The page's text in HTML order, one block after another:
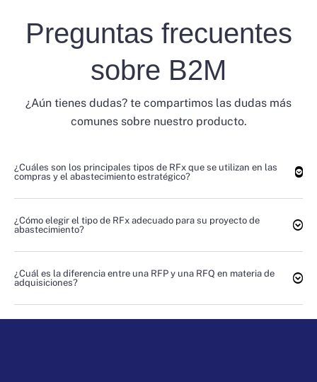
Preguntas frecuentes
sobre B2M
¿Aún tienes dudas? te compartimos las dudas más
comunes sobre nuestro producto.
¿Cuáles son los principales tipos de RFx que se utilizan en las
compras y el abastecimiento estratégico?
¿Cómo elegir el tipo de RFx adecuado para su proyecto de
abastecimiento?
¿Cuál es la diferencia entre una RFP y una RFQ en materia de
adquisiciones?